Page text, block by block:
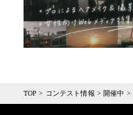
TOP > コンテスト情報 > 開催中 >